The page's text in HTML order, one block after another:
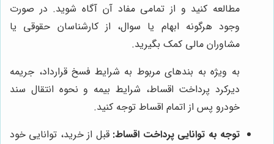
مطالعه کنید و از تمامی مفاد آن آگاه شوید. در صورت
وجود هرگونه ابهام یا سوال، از کارشناسان حقوقی یا
مشاوران مالی کمک بگیرید.
به ویژه به بندهای مربوط به شرایط فسخ قرارداد، جریمه
دیرکرد پرداخت اقساط، شرایط بیمه و نحوه انتقال سند
خودرو پس از اتمام اقساط توجه کنید.
توجه به توانایی پرداخت اقساط: قبل از خرید، توانایی خود